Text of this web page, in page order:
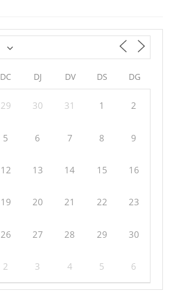
DC DJ DV DS DG
29 30 31 1 2
5 6 7 8 9
12 13 14 15 16
19 20 21 22 23
26 27 28 29 30
2 3 4 5 6